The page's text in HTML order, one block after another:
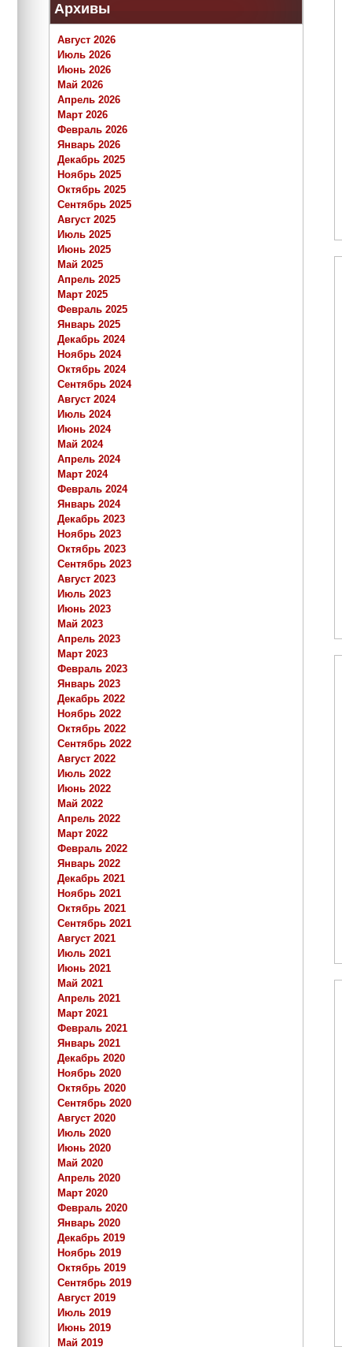
Архивы
Август 2026
Июль 2026
Июнь 2026
Май 2026
Апрель 2026
Март 2026
Февраль 2026
Январь 2026
Декабрь 2025
Ноябрь 2025
Октябрь 2025
Сентябрь 2025
Август 2025
Июль 2025
Июнь 2025
Май 2025
Апрель 2025
Март 2025
Февраль 2025
Январь 2025
Декабрь 2024
Ноябрь 2024
Октябрь 2024
Сентябрь 2024
Август 2024
Июль 2024
Июнь 2024
Май 2024
Апрель 2024
Март 2024
Февраль 2024
Январь 2024
Декабрь 2023
Ноябрь 2023
Октябрь 2023
Сентябрь 2023
Август 2023
Июль 2023
Июнь 2023
Май 2023
Апрель 2023
Март 2023
Февраль 2023
Январь 2023
Декабрь 2022
Ноябрь 2022
Октябрь 2022
Сентябрь 2022
Август 2022
Июль 2022
Июнь 2022
Май 2022
Апрель 2022
Март 2022
Февраль 2022
Январь 2022
Декабрь 2021
Ноябрь 2021
Октябрь 2021
Сентябрь 2021
Август 2021
Июль 2021
Июнь 2021
Май 2021
Апрель 2021
Март 2021
Февраль 2021
Январь 2021
Декабрь 2020
Ноябрь 2020
Октябрь 2020
Сентябрь 2020
Август 2020
Июль 2020
Июнь 2020
Май 2020
Апрель 2020
Март 2020
Февраль 2020
Январь 2020
Декабрь 2019
Ноябрь 2019
Октябрь 2019
Сентябрь 2019
Август 2019
Июль 2019
Июнь 2019
Май 2019